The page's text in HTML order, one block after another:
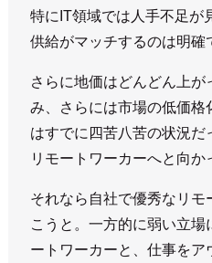
特にIT領域では人手不足が
供給がマッチするのは明確
さらに地価はどんどん上が
み、さらには市場の低価格
はすでに四苦八苦の状況
リモートワーカーへと向か
それなら自社で優秀なリモ
こうと。一方的に弱い立
ートワーカーと、仕事をア